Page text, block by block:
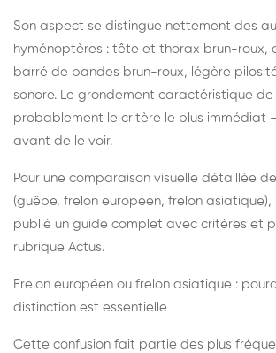
Son aspect se distingue nettement des
hyménoptères : tête et thorax brun-roux,
barré de bandes brun-roux, légère
sonore. Le grondement caractéristique
probablement le critère le plus immédiat
avant de le voir.
Pour une comparaison visuelle détaillée
(guêpe, frelon européen, frelon asiatique),
publié un guide complet avec critères et
rubrique Actus.
Frelon européen ou frelon asiatique :
distinction est essentielle
Cette confusion fait partie des plus